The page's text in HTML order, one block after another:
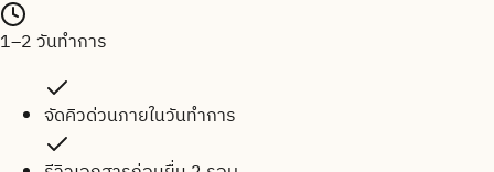
1–2 วันทำการ
จัดคิวด่วนภายในวันทำการ